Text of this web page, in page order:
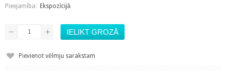
Pieejamība: Ekspozīcijā
Pievienot vēlmju sarakstam